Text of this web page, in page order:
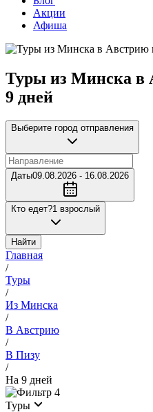
Акции
Афиша
Туры из Минска в
9 дней
Выберите город отправления
Даты09.08.2026 - 16.08.2026
Кто едет?1 взрослый
Найти
Главная
/
Туры
/
Из Минска
/
В Австрию
/
В Пизу
/
На 9 дней
4
Туры